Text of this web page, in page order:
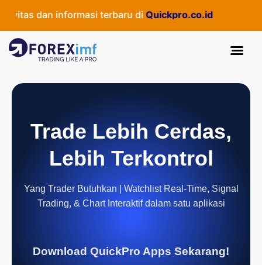
dan informasi terbaru diQuickpro.co.id
Trade Lebih Cerdas,
Lebih Terkontrol
Yang Trader Butuhkan | Watchlist Real-Time, Signal
Trading, & Chart Interaktif dalam satu aplikasi
Download QuickPro Apps Sekarang!